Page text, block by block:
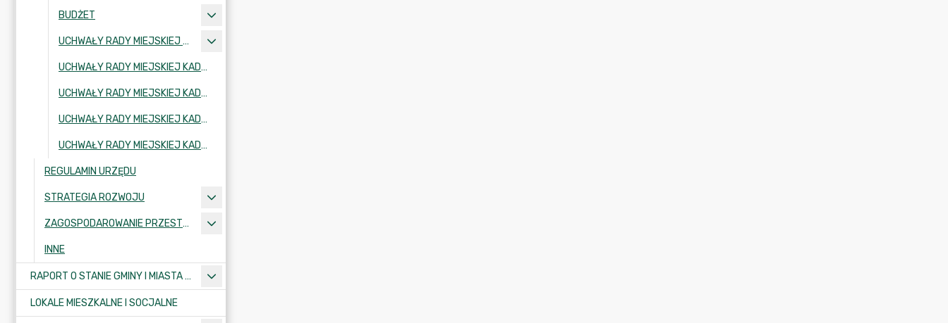
BUDŻET
UCHWAŁY RADY MIEJSKIEJ KADENCJA 2002-2006
UCHWAŁY RADY MIEJSKIEJ KADENCJA 2006-2010
UCHWAŁY RADY MIEJSKIEJ KADENCJA 2010-2014
UCHWAŁY RADY MIEJSKIEJ KADENCJA 2018-2024
UCHWAŁY RADY MIEJSKIEJ KADENCJA 2024-2029
REGULAMIN URZĘDU
STRATEGIA ROZWOJU
ZAGOSPODAROWANIE PRZESTRZENNE
INNE
RAPORT O STANIE GMINY I MIASTA KRAJENKA
LOKALE MIESZKALNE I SOCJALNE